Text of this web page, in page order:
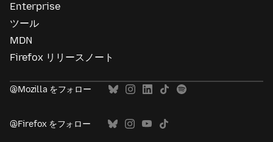
Enterprise
ツール
MDN
Firefox リリースノート
@Mozilla をフォロー
@Firefox をフォロー